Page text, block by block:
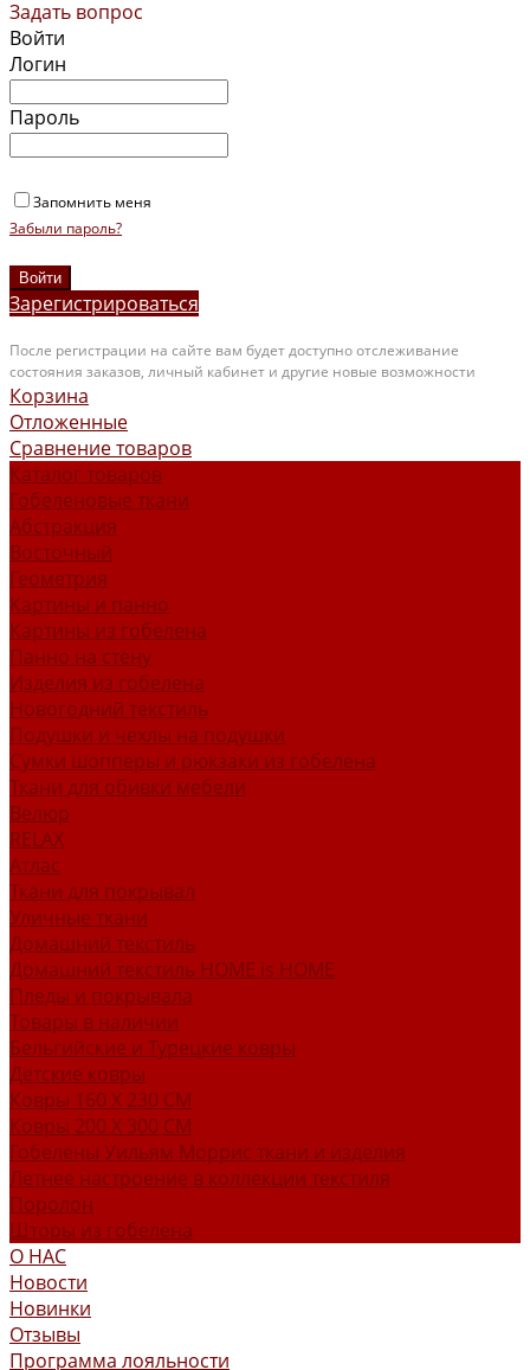
Задать вопрос
Войти
Логин
Пароль
Запомнить меня
Забыли пароль?
Зарегистрироваться
После регистрации на сайте вам будет доступно отслеживание
состояния заказов, личный кабинет и другие новые возможности
Корзина
Отложенные
Сравнение товаров
Каталог товаров
Гобеленовые ткани
Абстракция
Восточный
Геометрия
Картины и панно
Картины из гобелена
Панно на стену
Изделия из гобелена
Новогодний текстиль
Подушки и чехлы на подушки
Сумки шопперы и рюкзаки из гобелена
Ткани для обивки мебели
Велюр
RELAX
Атлас
Ткани для покрывал
Уличные ткани
Домашний текстиль
Домашний текстиль HOME is HOME
Пледы и покрывала
Товары в наличии
Бельгийские и Турецкие ковры
Детские ковры
Ковры 160 X 230 СМ
Ковры 200 X 300 СМ
Гобелены Уильям Моррис ткани и изделия
Летнее настроение в коллекции текстиля
Поролон
Шторы из гобелена
О НАС
Новости
Новинки
Отзывы
Программа лояльности